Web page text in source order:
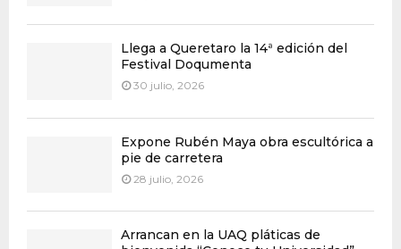
Llega a Queretaro la 14ª edición del
Festival Doqumenta
30 julio, 2026
Expone Rubén Maya obra escultórica a
pie de carretera
28 julio, 2026
Arrancan en la UAQ pláticas de